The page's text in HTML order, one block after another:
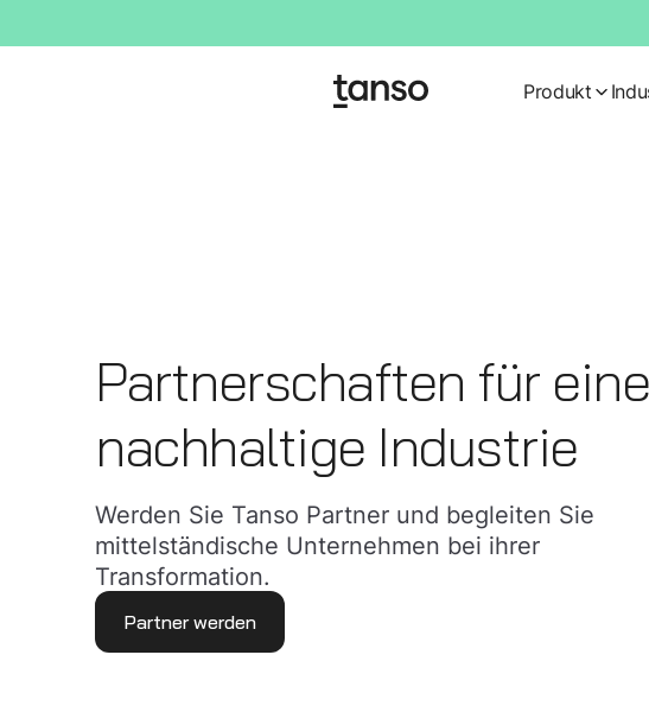
Produkt
Partnerschaften für eine
nachhaltige Industrie
Werden Sie Tanso Partner und begleiten Sie
mittelständische Unternehmen bei ihrer
Transformation.
Partner werden